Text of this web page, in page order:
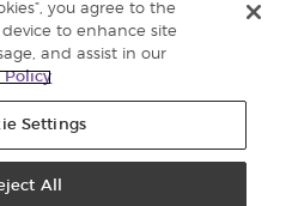
Groningen
- Europejska siedziba
(0) 20 3935 9000
Polityka prywatności
you agree to the
to enhance site
and assist in our
Policy
Settings
All